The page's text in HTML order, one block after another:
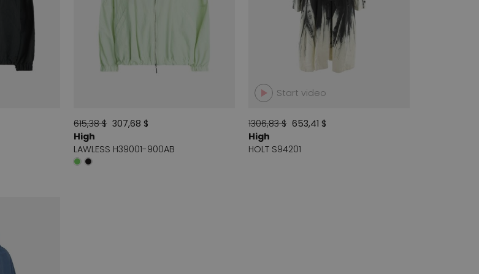
615,38 $ 307,68 $
High
LAWLESS H39001-900AB
Start video
1306,83 $ 653,41 $
High
HOLT S94201